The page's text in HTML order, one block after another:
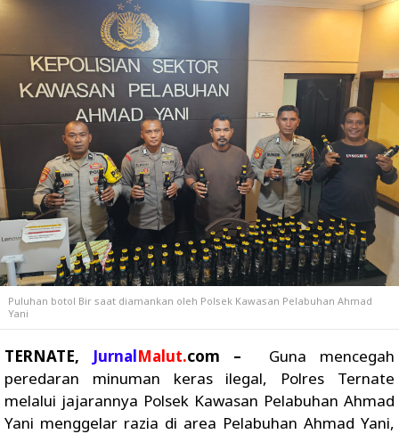
Puluhan botol Bir saat diamankan oleh Polsek Kawasan Pelabuhan Ahmad
Yani
TERNATE, JurnalMalut.com – Guna mencegah
peredaran minuman keras ilegal, Polres Ternate
melalui jajarannya Polsek Kawasan Pelabuhan Ahmad
Yani menggelar razia di area Pelabuhan Ahmad Yani,